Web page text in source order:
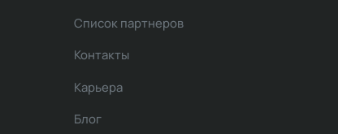
Список партнеров
Контакты
Карьера
Блог